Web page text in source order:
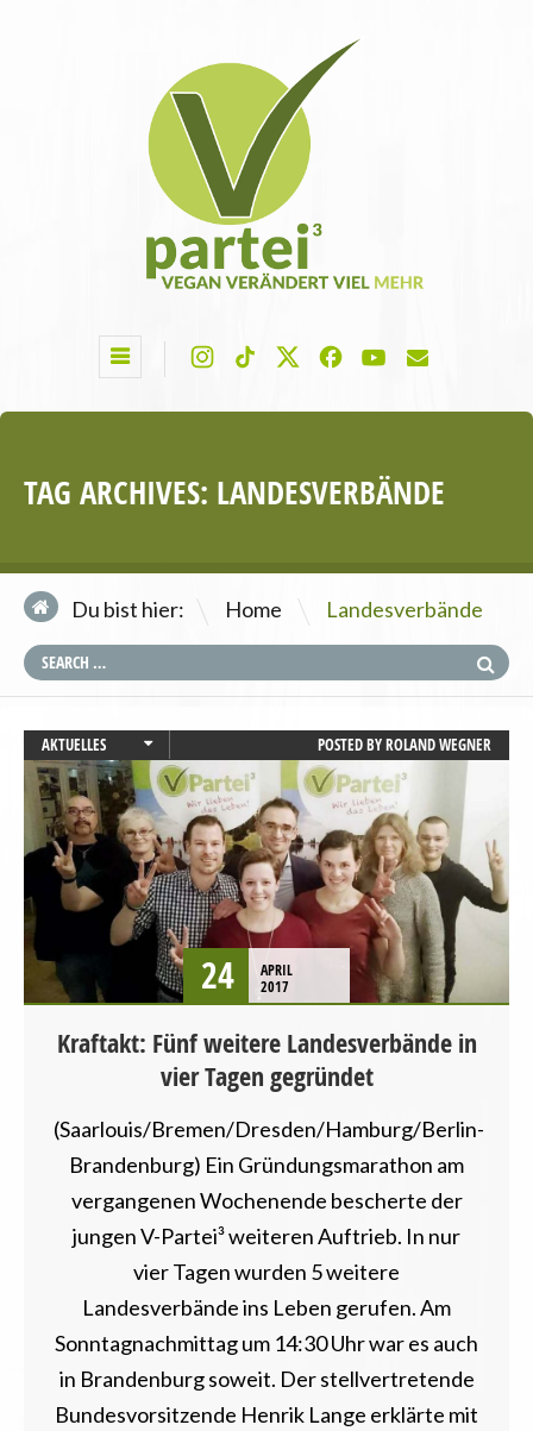
TAG ARCHIVES: LANDESVERBÄNDE
Du bist hier: Home \ Landesverbände
AKTUELLES
BRANDENBURG
BREMEN
HAMBURG
LANDESVERBÄNDE
SAARLAND
POSTED BYROLAND WEGNER
24
APRIL
2017
Kraftakt: Fünf weitere Landesverbände in
vier Tagen gegründet
(Saarlouis/Bremen/Dresden/Hamburg/Berlin-
Brandenburg) Ein Gründungsmarathon am
vergangenen Wochenende bescherte der
jungen V-Partei³ weiteren Auftrieb. In nur
vier Tagen wurden 5 weitere
Landesverbände ins Leben gerufen. Am
Sonntagnachmittag um 14:30 Uhr war es auch
in Brandenburg soweit. Der stellvertretende
Bundesvorsitzende Henrik Lange erklärte mit